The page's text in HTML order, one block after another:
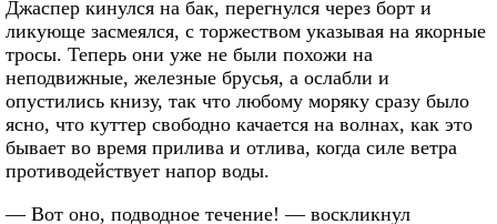
Джаспер кинулся на бак, перегнулся через борт и
ликующе засмеялся, с торжеством указывая на якорные
тросы. Теперь они уже не были похожи на
неподвижные, железные брусья, а ослабли и
опустились книзу, так что любому моряку сразу было
ясно, что куттер свободно качается на волнах, как это
бывает во время прилива и отлива, когда силе ветра
противодействует напор воды.
— Вот оно, подводное течение! — воскликнул